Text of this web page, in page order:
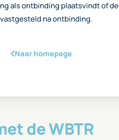
als ontbinding plaatsvindt of de
na ontbinding.
Naar homepage
de WBTR